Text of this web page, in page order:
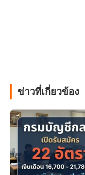
ข่าวที่เกี่ยวข้อง